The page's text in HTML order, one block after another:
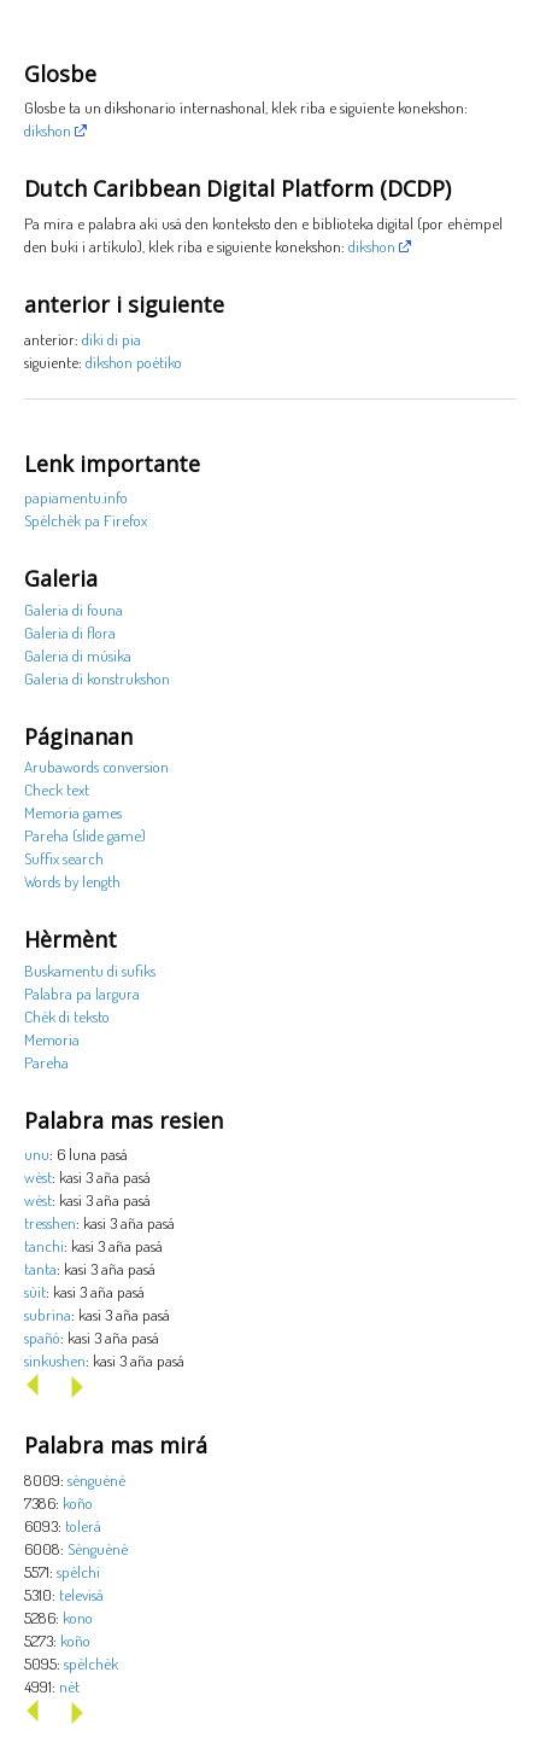
Glosbe
Glosbe ta un dikshonario internashonal, klek riba e siguiente konekshon:
dikshon
Dutch Caribbean Digital Platform (DCDP)
Pa mira e palabra aki usá den konteksto den e biblioteka digital (por ehèmpel
den buki i artíkulo), klek riba e siguiente konekshon: dikshon
anterior i siguiente
anterior: diki di pia
siguiente: dikshon poétiko
Lenk importante
papiamentu.info
Spèlchèk pa Firefox
Galeria
Galeria di founa
Galeria di flora
Galeria di músika
Galeria di konstrukshon
Páginanan
Arubawords conversion
Check text
Memoria games
Pareha (slide game)
Suffix search
Words by length
Hèrmènt
Buskamentu di sufiks
Palabra pa largura
Chèk di teksto
Memoria
Pareha
Palabra mas resien
unu: 6 luna pasá
wèst: kasi 3 aña pasá
wèst: kasi 3 aña pasá
tresshen: kasi 3 aña pasá
tanchi: kasi 3 aña pasá
tanta: kasi 3 aña pasá
sùit: kasi 3 aña pasá
subrina: kasi 3 aña pasá
spañó: kasi 3 aña pasá
sinkushen: kasi 3 aña pasá
Palabra mas mirá
8009: sènguènè
7386: koño
6093: tolerá
6008: Sènguènè
5571: spèlchi
5310: televisá
5286: kono
5273: koño
5095: spèlchèk
4991: nèt